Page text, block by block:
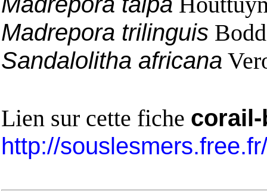
Madrepora trilinguis
Sandalolitha africana
Lien sur cette fiche
http://